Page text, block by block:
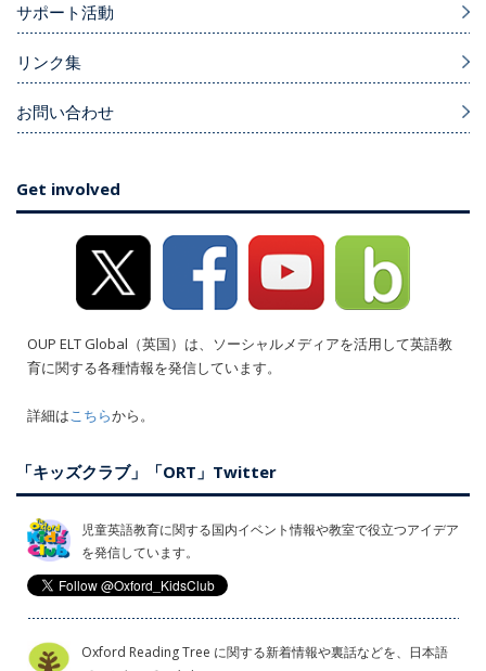
サポート活動
リンク集
お問い合わせ
Get involved
OUP ELT Global（英国）は、ソーシャルメディアを活用して英語教
育に関する各種情報を発信しています。
詳細はこちらから。
「キッズクラブ」「ORT」Twitter
児童英語教育に関する国内イベント情報や教室で役立つアイデア
を発信しています。
Oxford Reading Tree に関する新着情報や裏話などを、日本語